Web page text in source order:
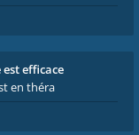
est efficace
en théra